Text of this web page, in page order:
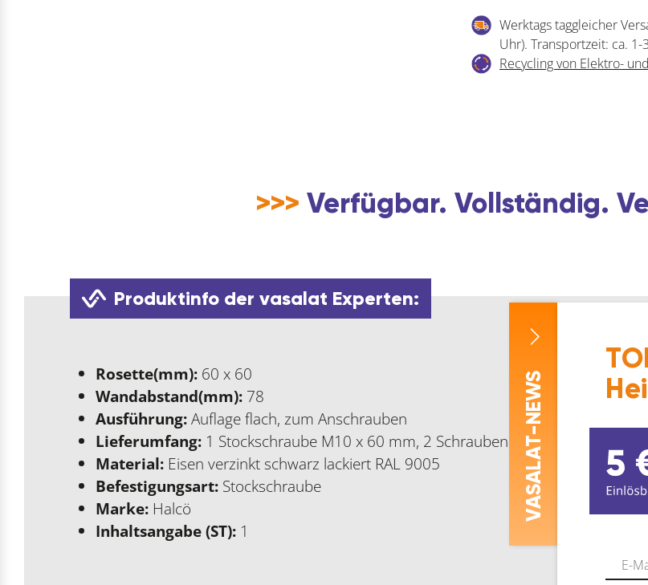
Befestigung
Menge
Werktags taggleicher
Uhr). Transportzeit: ca. 1-
Recycling von Elektro-
>>> Verfügbar. Vollständig.
Produktinfo der vasalat Experten:
Rosette(mm): 60 x 60
Wandabstand(mm): 78
Ausführung:Auflage flach, zum Anschrauben
Lieferumfang: 1 Stockschraube M10 x 60 mm, 2 Schrauben 5 x 25 mm
Material: Eisen verzinkt schwarz lackiert RAL 9005
Befestigungsart: Stockschraube
Marke: Halcö
Inhaltsangabe (ST): 1
V
ASALAT
-NEWS